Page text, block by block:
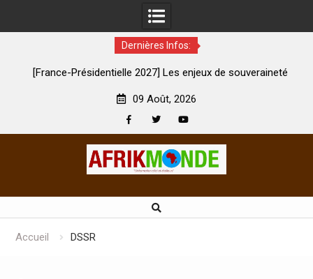
Dernières Infos:
Présidentielle 2027] Les enjeux de souveraineté
À Lens, la
09 Août, 2026
Accueil DSSR